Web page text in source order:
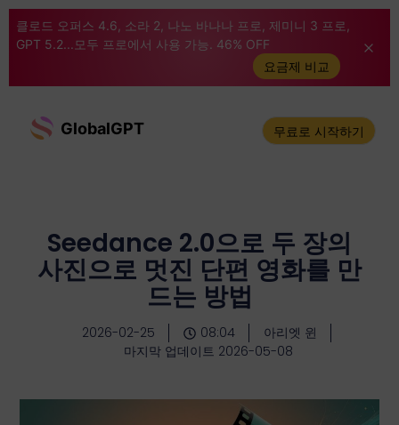
클로드 오퍼스 4.6, 소라 2, 나노 바나나 프로, 제미니 3 프로,
GPT 5.2...모두 프로에서 사용 가능. 46% OFF
요금제 비교
GlobalGPT 무료로 시작하기
Seedance 2.0으로 두 장의
사진으로 멋진 단편 영화를 만
드는 방법
2026-02-25 08:04
아리엣 윈
마지막 업데이트 2026-05-08